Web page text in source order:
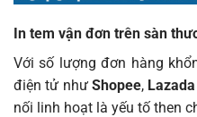
In tem vận đơn trên sàn
Với số lượng đơn hàng
điện tử như Shopee, Lazada
nối linh hoạt là yếu tố then